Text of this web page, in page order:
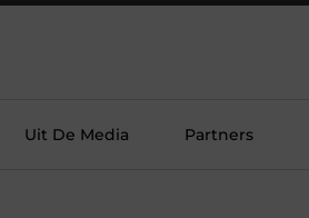
Uit De Media Partners